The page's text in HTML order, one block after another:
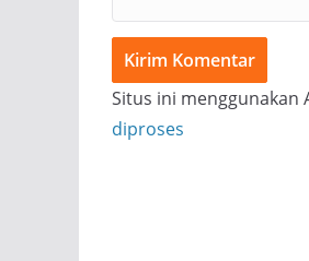
Situs ini menggunakan
diproses